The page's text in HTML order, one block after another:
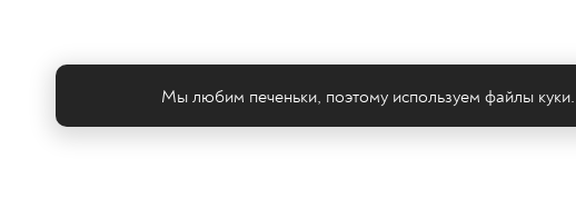
Мы любим печеньки, поэтому используем файлы